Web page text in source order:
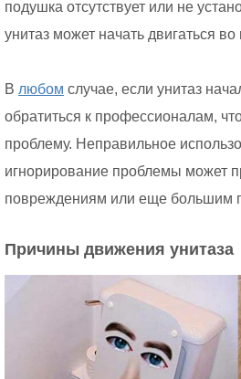
подушка отсутствует или не
унитаз может начать двигаться
В любом случае, если унитаз
обратиться к профессионалам,
проблему. Неправильное
игнорирование проблемы может
повреждениям или еще большим
Причины движения унитаза